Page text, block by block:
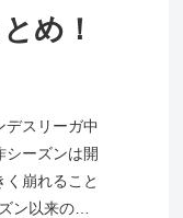
め！
デスリーガ中
シーズンは開
崩れること
ン以来のヨ